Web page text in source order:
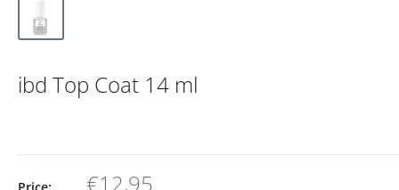
ibd Top Coat 14 ml
€12,95